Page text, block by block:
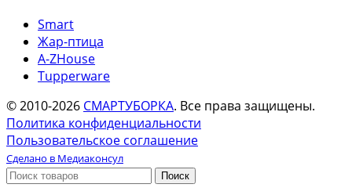
Smart
Жар-птица
A-ZHouse
Tupperware
© 2010-2026 СМАРТУБОРКА. Все права защищены.
Политика конфиденциальности
Пользовательское соглашение
Сделано в Медиаконсул
Поиск